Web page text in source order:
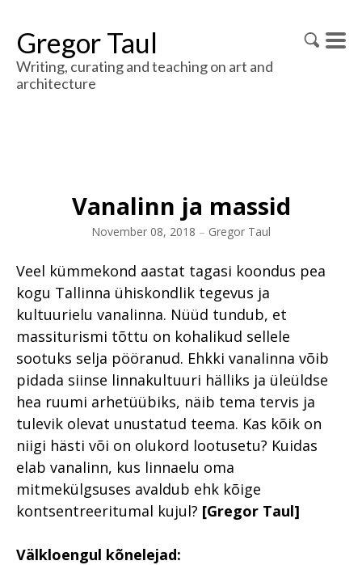
Gregor Taul
Writing, curating and teaching on art and
architecture
Vanalinn ja massid
November 08, 2018 – Gregor Taul
Veel kümmekond aastat tagasi koondus pea
kogu Tallinna ühiskondlik tegevus ja
kultuurielu vanalinna. Nüüd tundub, et
massiturismi tõttu on kohalikud sellele
sootuks selja pööranud. Ehkki vanalinna võib
pidada siinse linnakultuuri hälliks ja üleüldse
hea ruumi arhetüübiks, näib tema tervis ja
tulevik olevat unustatud teema. Kas kõik on
niigi hästi või on olukord lootusetu? Kuidas
elab vanalinn, kus linnaelu oma
mitmekülgsuses avaldub ehk kõige
kontsentreeritumal kujul? [Gregor Taul]
Välkloengul kõnelejad: